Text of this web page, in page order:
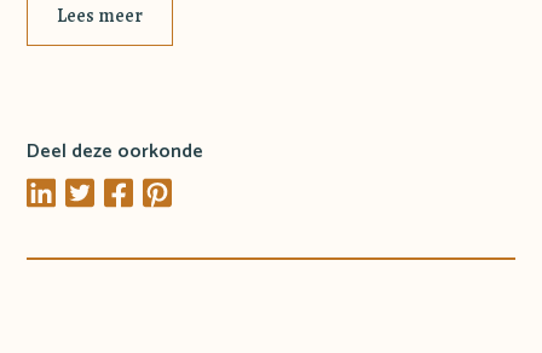
Lees meer
Deel deze oorkonde